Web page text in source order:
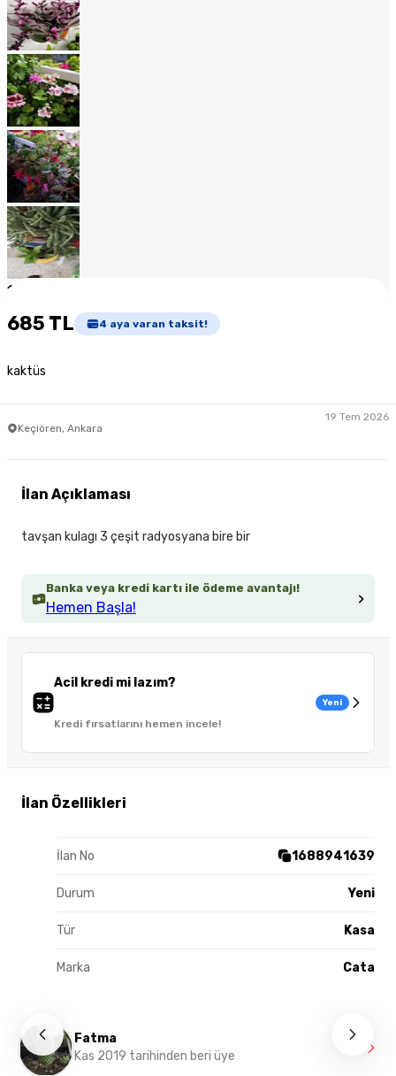
1
685 TL 4 aya varan taksit!
kaktüs
Keçiören, Ankara
19 Tem 2026
Banka veya kredi kartı ile ödeme avantajı!
Hemen Başla!
Acil kredi mi lazım?
Kredi fırsatlarını hemen incele!
Yeni
İlan Özellikleri
İlan No 1688941639
Durum Yeni
Tür Kasa
Marka Cata
İlan Açıklaması
tavşan kulagı 3 çeşit radyosyana bire bir
Fatma
Kas 2019 tarihinden beri üye